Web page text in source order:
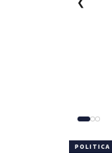
POLITICA